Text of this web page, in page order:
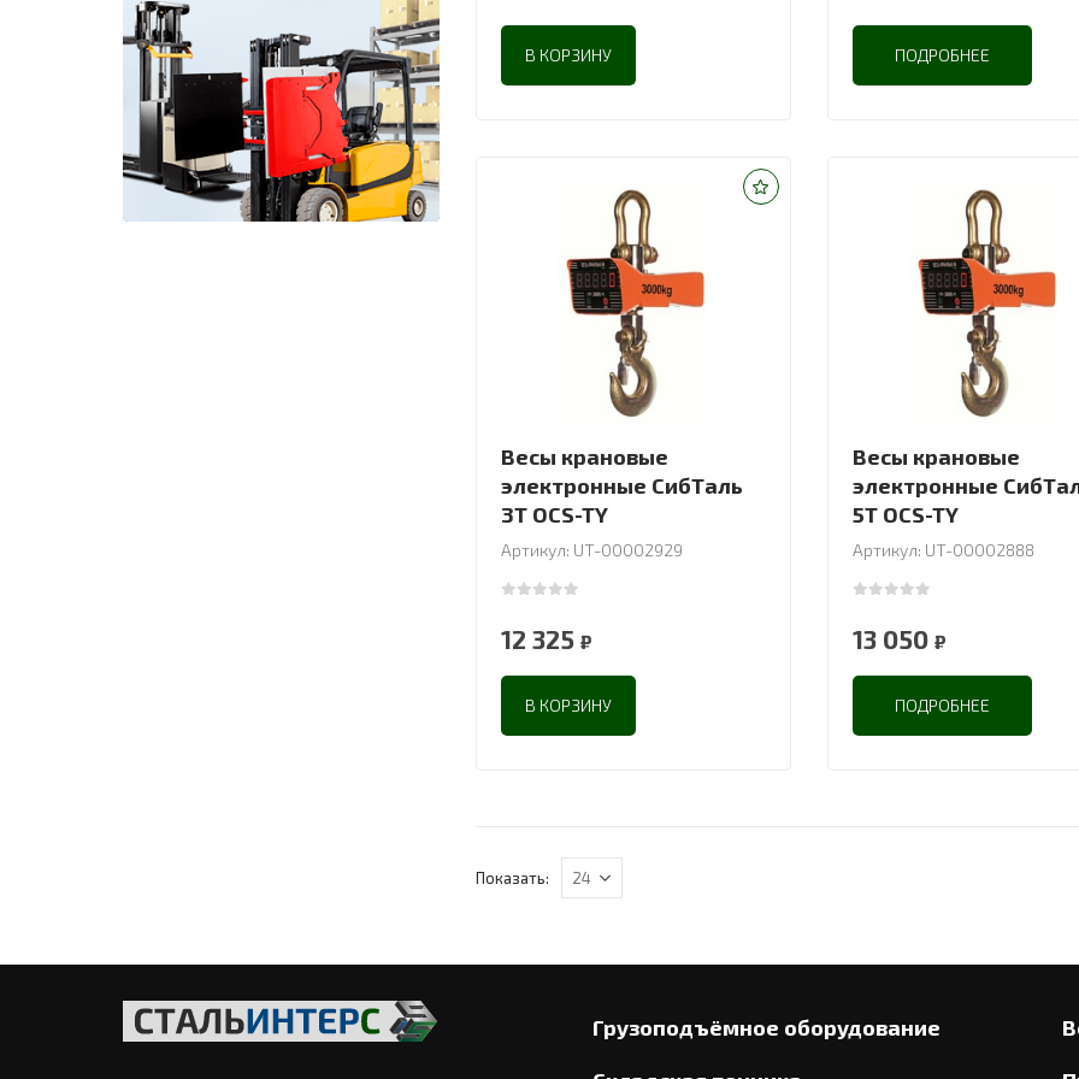
В КОРЗИНУ ПОДРОБНЕЕ
Весы крановые
электронные СибТаль
3Т OCS-TY
Артикул: UT-00002929
12 325 ₽
В КОРЗИНУ
Весы крановые
электронные
5T OCS-TY
Артикул: UT-00002888
13 050 ₽
ПОДРОБНЕЕ
Показать:
Грузоподъёмное оборудование